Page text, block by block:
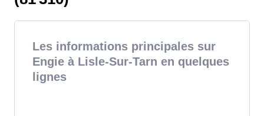
Les informations principales sur
Engie à Lisle-Sur-Tarn en quelques
lignes